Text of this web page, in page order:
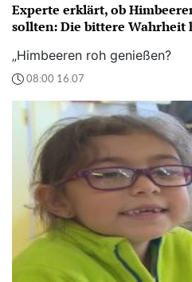
Experte erklärt, ob
sollten: Die bittere Wahrheit
„Himbeeren roh genießen?
08:00 16.07